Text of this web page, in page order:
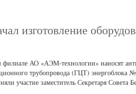
изготовление
филиале АО «АЭМ-технологии» наносят
трубопровода (ГЦТ) энергоблока
участие заместитель Секретаря